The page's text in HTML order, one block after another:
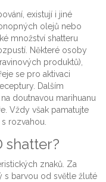
existují i jiné
olejů nebo
množství shatteru
Některé osoby
produktů),
Dalším
doutnavou marihuanu
Vždy však pamatujte
rozvahou.
shatter?
znaků. Za
s barvou od světle žluté